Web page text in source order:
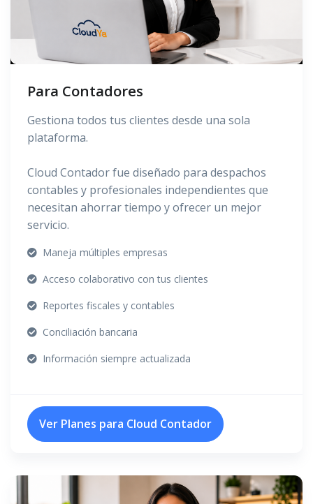
Para Contadores
Gestiona todos tus clientes desde una sola
plataforma.
Cloud Contador fue diseñado para despachos
contables y profesionales independientes que
necesitan ahorrar tiempo y ofrecer un mejor
servicio.
Maneja múltiples empresas
Acceso colaborativo con tus clientes
Reportes fiscales y contables
Conciliación bancaria
Información siempre actualizada
Ver Planes para Cloud Contador